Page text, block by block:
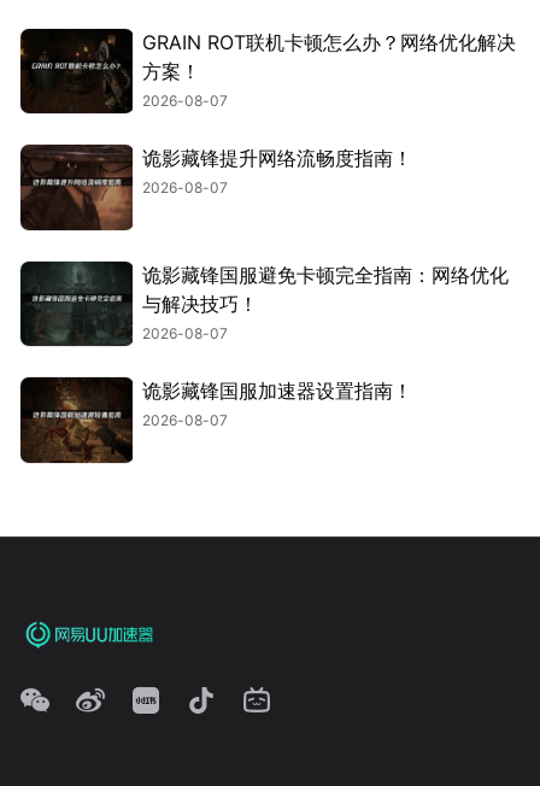
GRAIN ROT联机卡顿怎么办？网络优化解决
方案！
2026-08-07
诡影藏锋提升网络流畅度指南！
2026-08-07
诡影藏锋国服避免卡顿完全指南：网络优化
与解决技巧！
2026-08-07
诡影藏锋国服加速器设置指南！
2026-08-07